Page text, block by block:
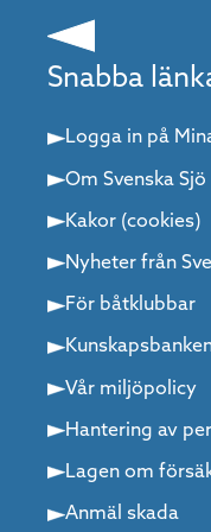
Snabba
Logga in på
Om Svenska Sjö
Kakor (cookies)
Nyheter från
För båtklubbar
Vår miljöpolicy
Hantering av
Lagen om
Anmäl skada